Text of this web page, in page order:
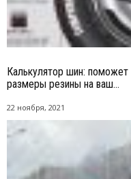
Калькулятор шин:
размеры резины на ваш...
22 ноября, 2021